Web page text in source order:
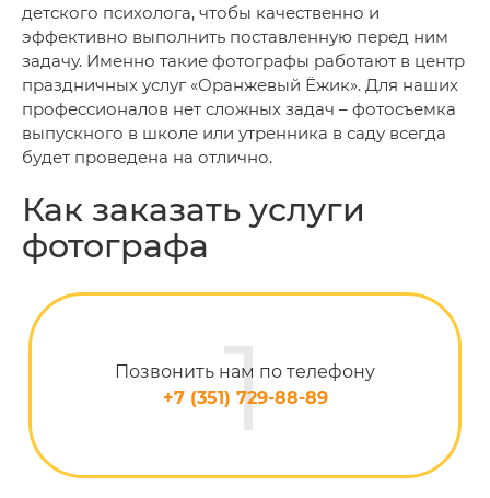
детского психолога, чтобы качественно и
эффективно выполнить поставленную перед ним
задачу. Именно такие фотографы работают в центр
праздничных услуг «Оранжевый Ёжик». Для наших
профессионалов нет сложных задач – фотосъемка
выпускного в школе или утренника в саду всегда
будет проведена на отлично.
Как заказать услуги
фотографа
Позвонить нам по телефону
+7 (351) 729-88-89